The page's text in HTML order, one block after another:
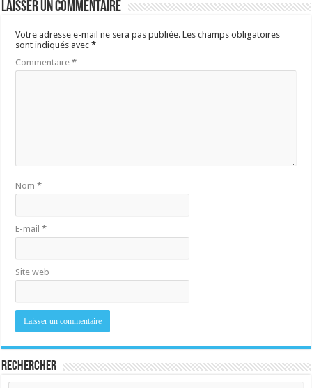
Laisser un commentaire
Votre adresse e-mail ne sera pas publiée. Les champs obligatoires
sont indiqués avec*
Commentaire*
Nom*
E-mail*
Site web
Rechercher